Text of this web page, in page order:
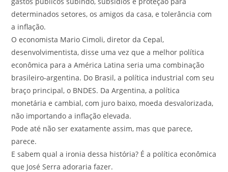
determinados setores, os amigos da casa, e tolerância com
a inflação.
O economista Mario Cimoli, diretor da Cepal,
desenvolvimentista, disse uma vez que a melhor política
econômica para a América Latina seria uma combinação
brasileiro-argentina. Do Brasil, a política industrial com seu
braço principal, o BNDES. Da Argentina, a política
monetária e cambial, com juro baixo, moeda desvalorizada,
não importando a inflação elevada.
Pode até não ser exatamente assim, mas que parece,
parece.
E sabem qual a ironia dessa história? É a política econômica
que José Serra adoraria fazer.